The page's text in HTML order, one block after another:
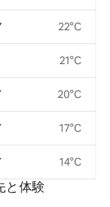
22°C
21°C
20°C
17°C
14°C
と体⁠験